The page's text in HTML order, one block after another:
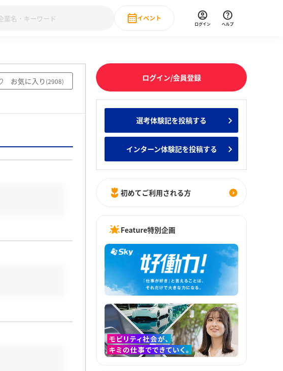
みんなの新卒就職人気企業ランキング みんなのインターン人気企業ランキ
28卒 IT・DX現場社員インタビュー
イベント
直近のイベント一覧
ログイン ヘルプ
お気に入り (2908)
ログイン/会員登録
選考体験記を投稿する
インターン体験記を投稿する
初めてご利用される方
Feature特別企画